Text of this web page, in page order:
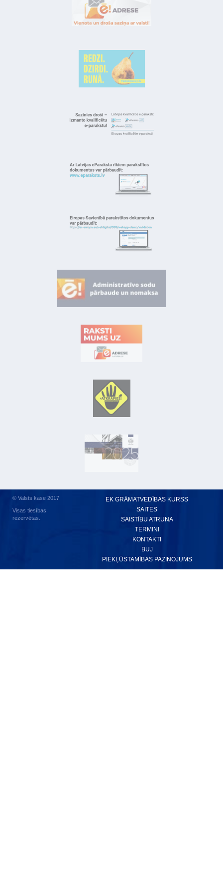
© Valsts kase 2017
Visas tiesības
rezervētas.
EK GRĀMATVEDĪBAS KURSS
SAITES
SAISTĪBU ATRUNA
TERMINI
KONTAKTI
BUJ
PIEKĻŪSTAMĪBAS PAZIŅOJUMS